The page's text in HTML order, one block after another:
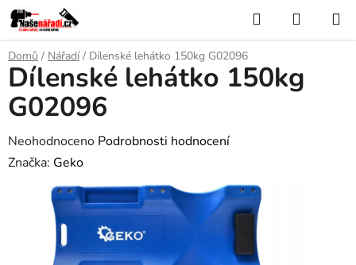
Přejít
na
obsah
Hledat
KOŠÍK
Domů / Nářadí / Dílenské lehátko 150kg G02096
Dílenské lehátko 150kg
G02096
Průměrné
hodnocení
produktu
Neohodnoceno Podrobnosti hodnocení
Značka: Geko